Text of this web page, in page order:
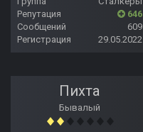
Репутация
646
Сообщений
609
Регистрация
29.05.2022
Пихта
Бывалый